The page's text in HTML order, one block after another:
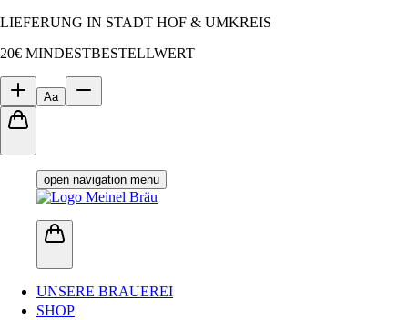
LIEFERUNG IN STADT HOF & UMKREIS
20€ MINDESTBESTELLWERT
Aa
open navigation menu
UNSERE BRAUEREI
SHOP